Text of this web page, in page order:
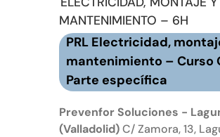
MANTENIMIENTO – 6H
PRL Electricidad,
mantenimiento – Curso
Parte específica
Prevenfor Soluciones -
(Valladolid)C/ Zamora, 13,